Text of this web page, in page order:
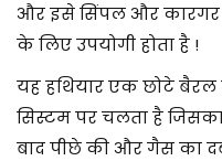
और इसे सिंपल और कारगर
के लिए उपयोगी होता है !
यह हथियार एक छोटे
सिस्टम पर चलता है
बाद पीछे की और गैस का